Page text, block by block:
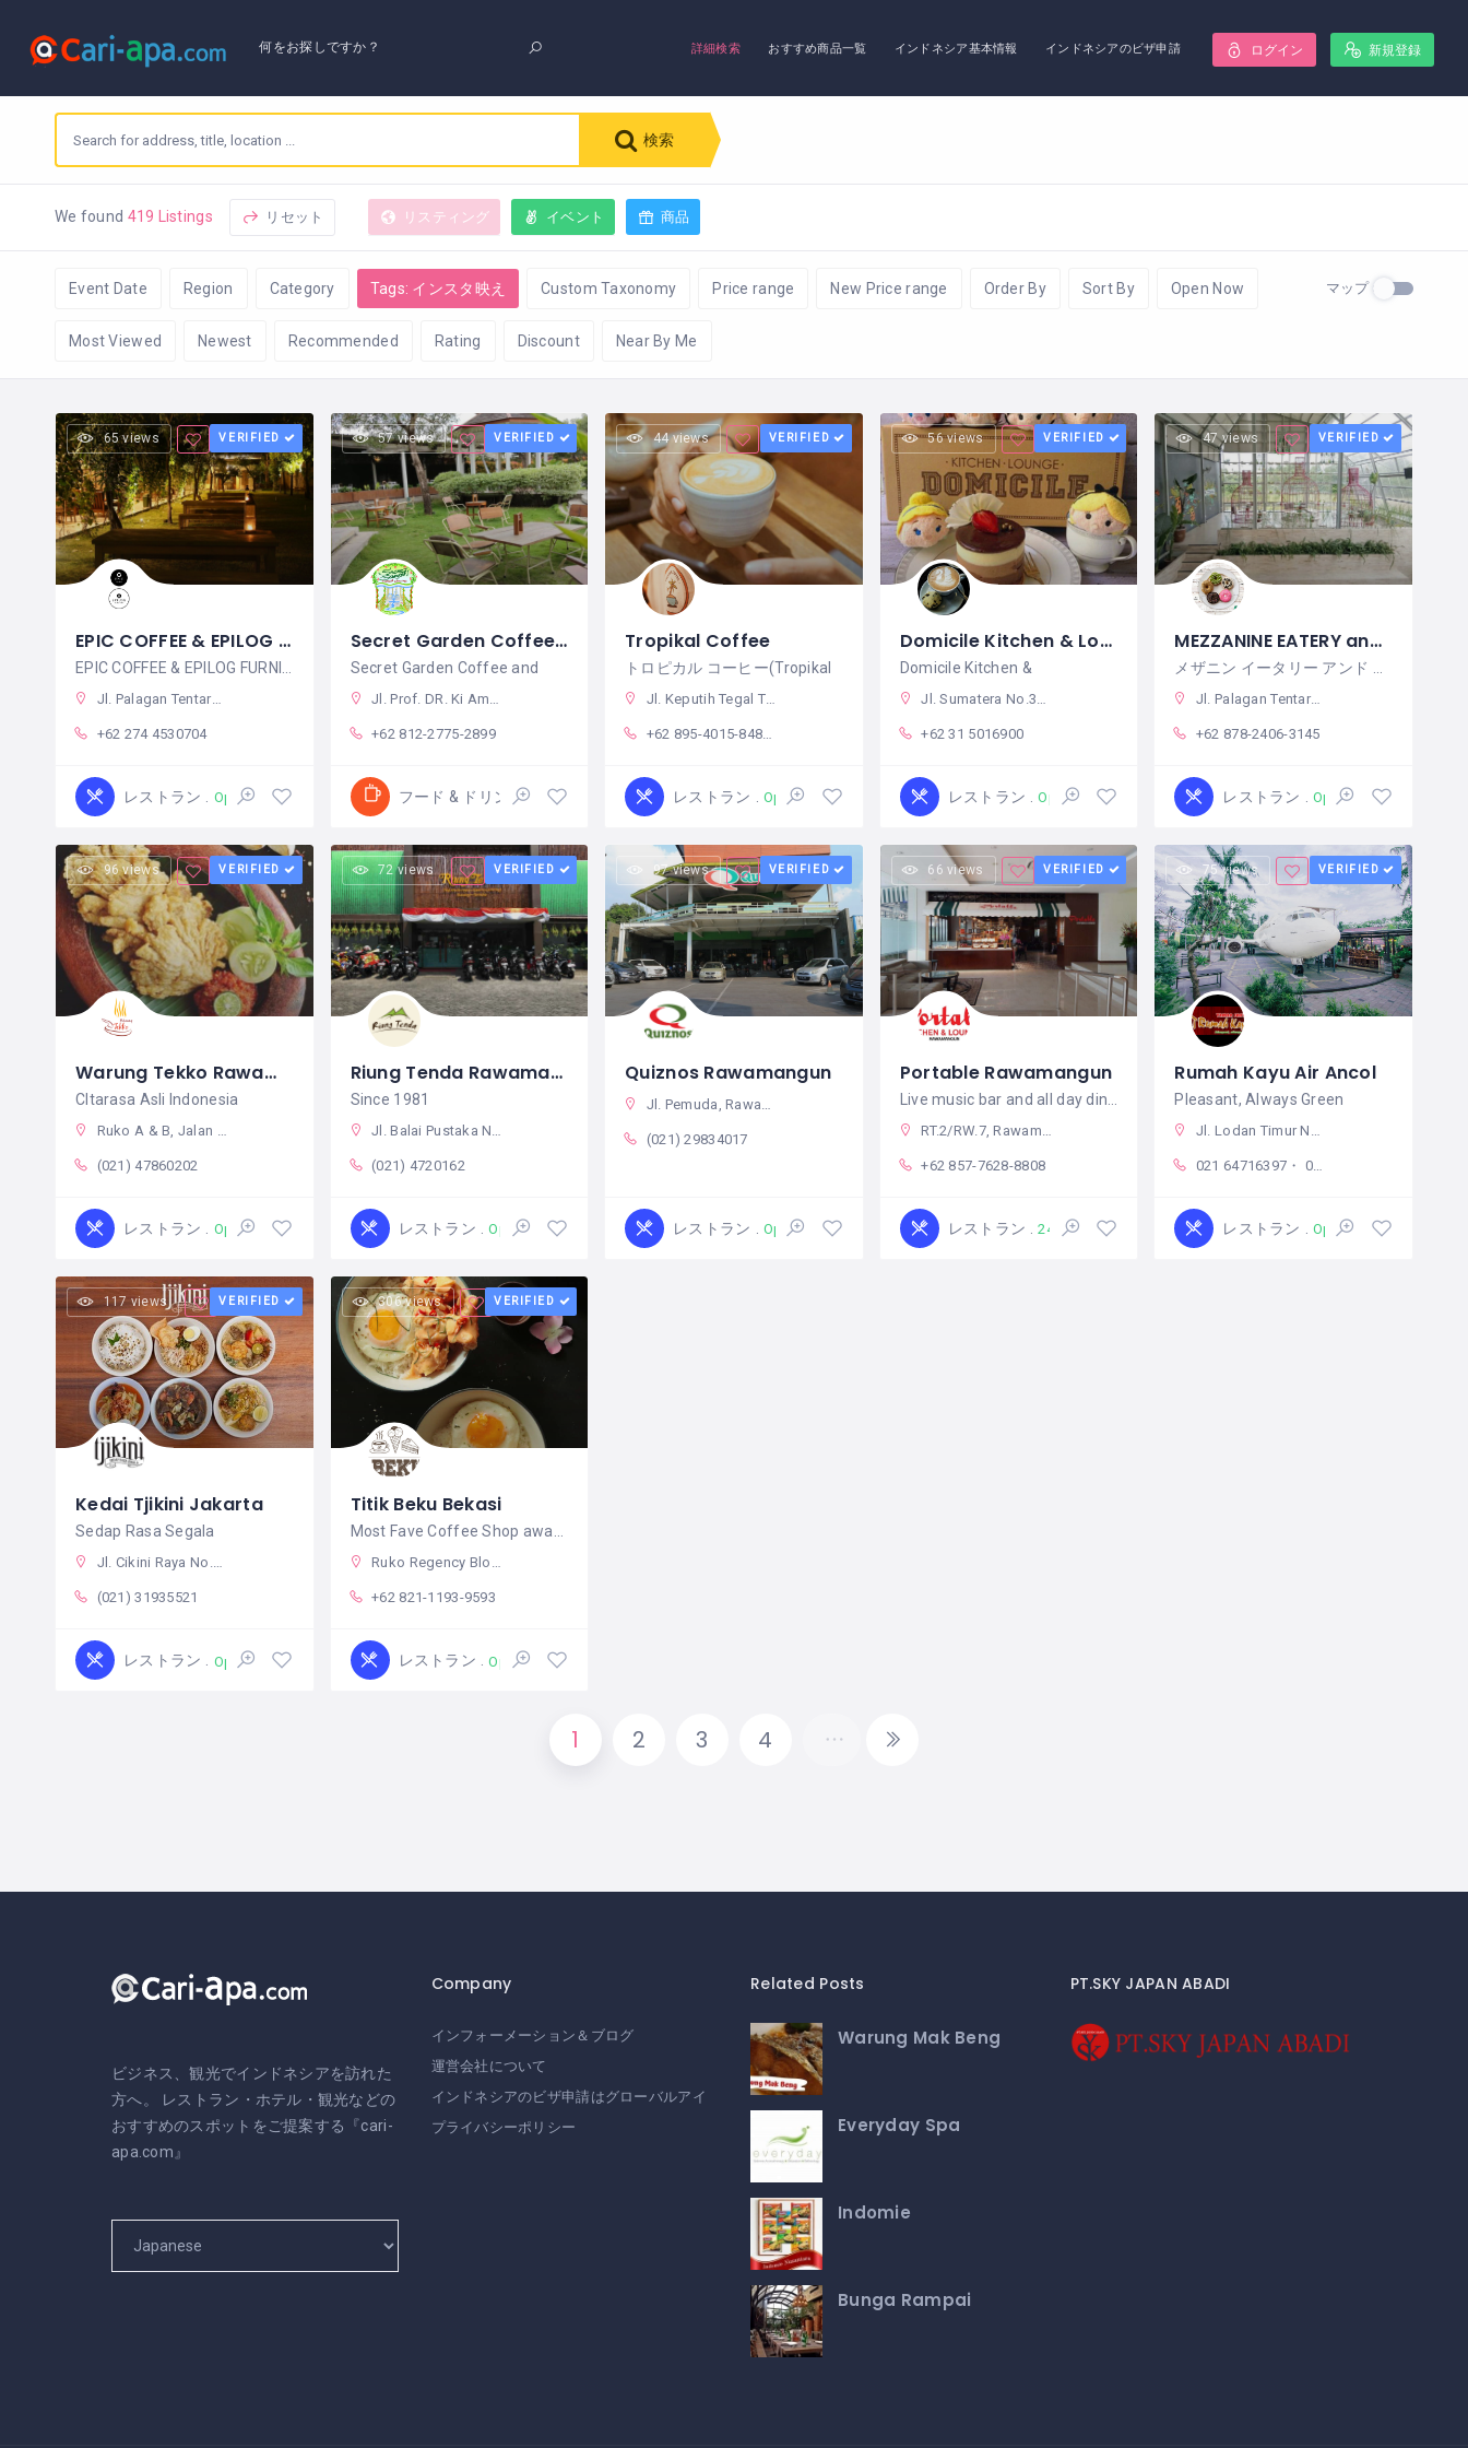
何をお探しですか？ 詳細検索 おすすめ商品一覧 インドネシア基本情報 インドネシアのビザ申請 ログイン 新規登録
検索
We found 419 Listings リセット リスティング イベント 商品
Event Date Region Category Tags: インスタ映え Custom Taxonomy Price range New Price range Order By Sort By Open Now
Most Viewed Newest Recommended Rating Discount Near By Me
マップ
65 views VERIFIED
EPIC COFFEE & EPILOG FURNITURE
Jl. Palagan Tentara Pelajar No.29, Jongkang, Sariharjo, Kec. Ngaglik, Kabupaten Sleman, Daerah Istimewa Yogyakarta 55581
+62 274 4530704
レストラン Open
57 views VERIFIED
Secret Garden Coffee and Chocolate
Secret Garden Coffee and
Jl. Prof. DR. Ki Amri Yahya No.2, Pakuncen, Wirobrajan, Kota Yogyakarta, Daerah Istimewa Yogyakarta 55253
+62 812-2775-2899
フード & ドリンク Open
44 views VERIFIED
Tropikal Coffee
トロピカル コーヒー(Tropikal
Jl. Keputih Tegal Timur Blok K No.20, RT.000/RW.00, Keputih, Kec. Sukolilo, Kota SBY, Jawa Timur 60111
+62 895-4015-84822
レストラン Open
56 views VERIFIED
Domicile Kitchen & Lounge
Domicile Kitchen &
Jl. Sumatera No.35, Gubeng, Kec. Gubeng, Kota SBY, Jawa Timur 60281
+62 31 5016900
レストラン Open
47 views VERIFIED
MEZZANINE EATERY and COFFEE
Jl. Palagan Tentara Pelajar No.km 8,8, Tegal Rejo, Sariharjo, Kec. Ngaglik, Kabupaten Sleman, Daerah Istimewa Yogyakarta 55581
+62 878-2406-3145
レストラン Open
96 views VERIFIED
Warung Tekko Rawamangun
CItarasa Asli Indonesia
Ruko A & B, Jalan Pemuda Raya No. 291, Rawamangun, Pulogadung, RT.3/RW.1, Jati, Kec. Pulo Gadung, Kota Jakarta Timur, Daerah Khusus Ibukota Jakarta 13220 インドネシア
(021) 47860202
レストラン Open
72 views VERIFIED
Riung Tenda Rawamangun
Since 1981
Jl. Balai Pustaka No.2, RT.2/RW.10, Rawamangun, Kec. Pulo Gadung, Kota Jakarta Timur, Daerah Khusus Ibukota Jakarta 13220 インドネシア
(021) 4720162
レストラン Open
97 views VERIFIED
Quiznos Rawamangun
Jl. Pemuda, Rawamangun, Kec. Pulo Gadung, Kota Jakarta Timur, Daerah Khusus Ibukota Jakarta, インドネシア
(021) 29834017
レストラン Open
66 views VERIFIED
Portable Rawamangun
RT.2/RW.7, Rawamangun, プロ・ガドゥン East Jakarta City, ジャカルタ インドネシア
+62 857-7628-8808
レストラン 24時間 365日営業
75 views VERIFIED
Rumah Kayu Air Ancol
Pleasant, Always Green
Jl. Lodan Timur No.7, RW.10, Ancol, Kec. Pademangan, Kota Jkt Utara, Daerah Khusus Ibukota Jakarta 14430 インドネシア
021 64716397・ 021 64716395
レストラン Open
117 views VERIFIED
Kedai Tjikini Jakarta
Sedap Rasa Segala
Jl. Cikini Raya No.17, RT.16/RW.1, Cikini, Kec. Menteng, Kota Jakarta Pusat, Daerah Khusus Ibukota Jakarta 10330 インドネシア
(021) 31935521
レストラン Open
306 views VERIFIED
Titik Beku Bekasi
Ruko Regency Blok BF No. 20 Jl. Harapan Indah, RT.009/RW.017, Pejuang, Kecamatan Medan Satria, Kota Bks, Jawa Barat 17131 インドネシア
+62 821-1193-9593
レストラン Open
1 2 3 4
ビジネス、観光でインドネシアを訪れた
方へ。 レストラン・ホテル・観光などの
おすすめのスポットをご提案する『cari-
apa.com』
Company
インフォーメーション＆ブログ
運営会社について
インドネシアのビザ申請はグローバルアイ
プライバシーポリシー
Related Posts
Warung Mak Beng
Everyday Spa
Indomie
Bunga Rampai
PT.SKY JAPAN ABADI